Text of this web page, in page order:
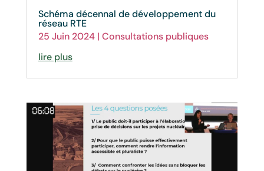
Schéma décennal de développement du
réseau RTE
25 Juin 2024| Consultations publiques
lire plus